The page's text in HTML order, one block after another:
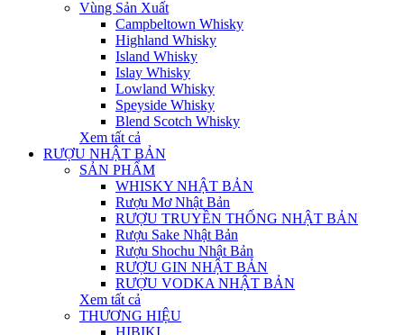
Vùng Sản Xuất
Campbeltown Whisky
Highland Whisky
Island Whisky
Islay Whisky
Lowland Whisky
Speyside Whisky
Blend Scotch Whisky
Xem tất cả
RƯỢU NHẬT BẢN
SẢN PHẨM
WHISKY NHẬT BẢN
Rượu Mơ Nhật Bản
RƯỢU TRUYỀN THỐNG NHẬT BẢN
Rượu Sake Nhật Bản
Rượu Shochu Nhật Bản
RƯỢU GIN NHẬT BẢN
RƯỢU VODKA NHẬT BẢN
Xem tất cả
THƯƠNG HIỆU
HIBIKI